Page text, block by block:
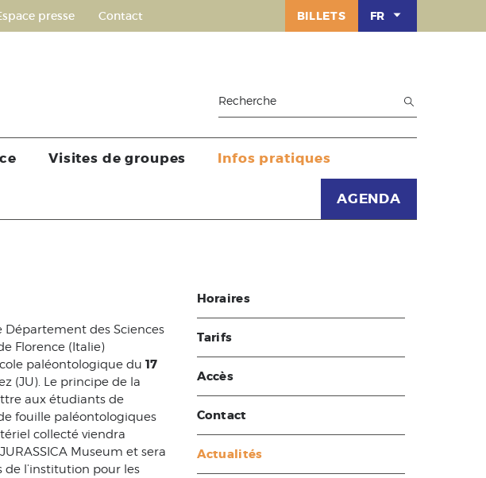
presse Contact FR
BILLETS
Visites de groupes Infos pratiques
AGENDA
Département des Sciences
Florence (Italie)
paléontologique du 17
(JU). Le principe de la
aux étudiants de
fouille paléontologiques
collecté viendra
Museum et sera
l’institution pour les
Horaires
Tarifs
Accès
Contact
Actualités